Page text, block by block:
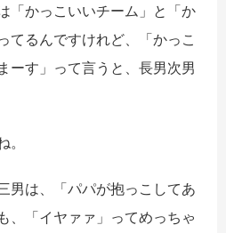
「かっこいいチーム」と「か
てるんですけれど、「かっこ
ーす」って言うと、長男次男
男は、「パパが抱っこしてあ
、「イヤァァ」ってめっちゃ